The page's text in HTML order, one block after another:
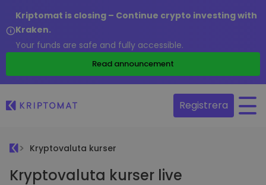
Kriptomat is closing – Continue crypto investing with
Kraken.
Your funds are safe and fully accessible.
Read announcement
Registrera
Kryptovaluta kurser
Kryptovaluta kurser live